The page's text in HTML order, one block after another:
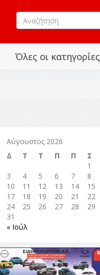
Όλες οι κατηγορίες
Αύγουστος 2026
Δ
Τ Τ Π Π Σ
1
3
4 5 6 7 8
10
11 12 13 14 15
17
18 19 20 21 22
24
25 26 27 28 29
31
« Ιούλ